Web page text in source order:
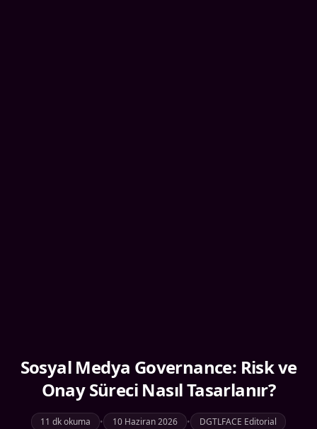
Sosyal Medya Governance: Risk ve
Onay Süreci Nasıl Tasarlanır?
11 dk okuma • 10 Haziran 2026 • DGTLFACE Editorial